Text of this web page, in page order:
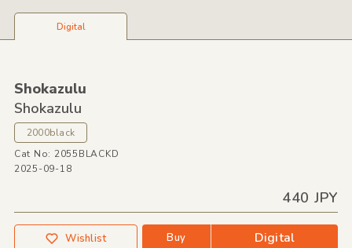
Digital
Shokazulu
Shokazulu
2000black
Cat No: 2055BLACKD
2025-09-18
440 JPY
Wishlist Buy Digital